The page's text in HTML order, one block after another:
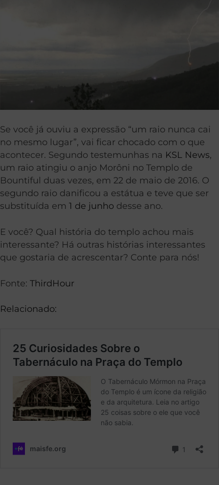
Se você já ouviu a expressão “um raio nunca cai
no mesmo lugar”, vai ficar chocado com o que
acontecer. Segundo testemunhas na KSL News,
um raio atingiu o anjo Morôni no Templo de
Bountiful duas vezes, em 22 de maio de 2016. O
segundo raio danificou a estátua e teve que ser
substituída em 1 de junho desse ano.
E você? Qual história do templo achou mais
interessante? Há outras histórias interessantes
que gostaria de acrescentar? Conte para nós!
Fonte: ThirdHour
Relacionado: